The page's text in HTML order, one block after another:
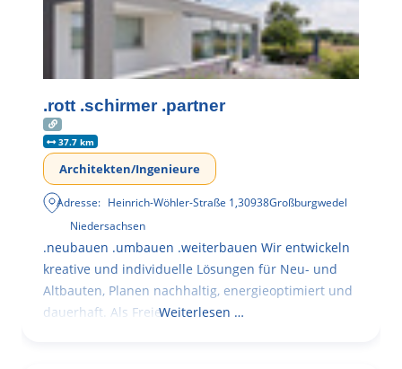
.rott .schirmer .partner
37.7 km
Architekten/Ingenieure
Adresse: Heinrich-Wöhler-Straße 1,30938Großburgwedel
Niedersachsen
.neubauen .umbauen .weiterbauen Wir entwickeln
kreative und individuelle Lösungen für Neu- und
Altbauten, Planen nachhaltig, energieoptimiert und
dauerhaft. Als FreieWeiterlesen …